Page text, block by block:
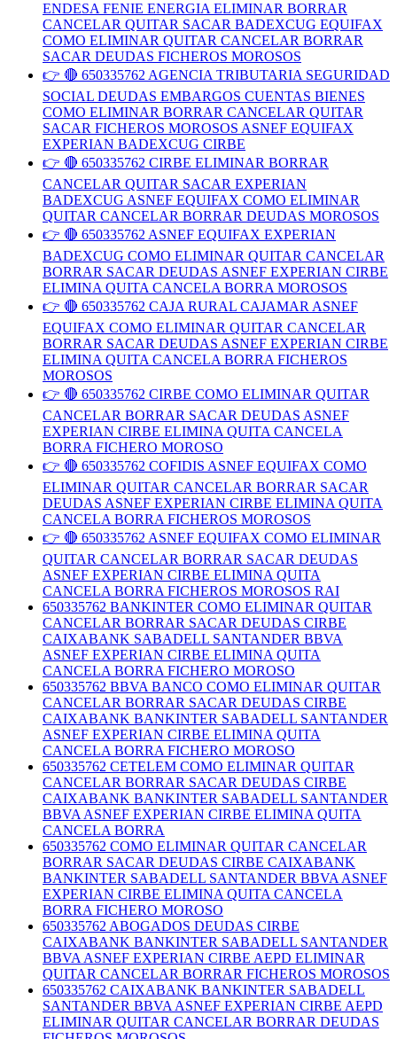
ENDESA FENIE ENERGIA ELIMINAR BORRAR
CANCELAR QUITAR SACAR BADEXCUG EQUIFAX
COMO ELIMINAR QUITAR CANCELAR BORRAR
SACAR DEUDAS FICHEROS MOROSOS
👉 🔴 650335762 AGENCIA TRIBUTARIA SEGURIDAD
SOCIAL DEUDAS EMBARGOS CUENTAS BIENES
COMO ELIMINAR BORRAR CANCELAR QUITAR
SACAR FICHEROS MOROSOS ASNEF EQUIFAX
EXPERIAN BADEXCUG CIRBE
👉 🔴 650335762 CIRBE ELIMINAR BORRAR
CANCELAR QUITAR SACAR EXPERIAN
BADEXCUG ASNEF EQUIFAX COMO ELIMINAR
QUITAR CANCELAR BORRAR DEUDAS MOROSOS
👉 🔴 650335762 ASNEF EQUIFAX EXPERIAN
BADEXCUG COMO ELIMINAR QUITAR CANCELAR
BORRAR SACAR DEUDAS ASNEF EXPERIAN CIRBE
ELIMINA QUITA CANCELA BORRA MOROSOS
👉 🔴 650335762 CAJA RURAL CAJAMAR ASNEF
EQUIFAX COMO ELIMINAR QUITAR CANCELAR
BORRAR SACAR DEUDAS ASNEF EXPERIAN CIRBE
ELIMINA QUITA CANCELA BORRA FICHEROS
MOROSOS
👉 🔴 650335762 CIRBE COMO ELIMINAR QUITAR
CANCELAR BORRAR SACAR DEUDAS ASNEF
EXPERIAN CIRBE ELIMINA QUITA CANCELA
BORRA FICHERO MOROSO
👉 🔴 650335762 COFIDIS ASNEF EQUIFAX COMO
ELIMINAR QUITAR CANCELAR BORRAR SACAR
DEUDAS ASNEF EXPERIAN CIRBE ELIMINA QUITA
CANCELA BORRA FICHEROS MOROSOS
👉 🔴 650335762 ASNEF EQUIFAX COMO ELIMINAR
QUITAR CANCELAR BORRAR SACAR DEUDAS
ASNEF EXPERIAN CIRBE ELIMINA QUITA
CANCELA BORRA FICHEROS MOROSOS RAI
650335762 BANKINTER COMO ELIMINAR QUITAR
CANCELAR BORRAR SACAR DEUDAS CIRBE
CAIXABANK SABADELL SANTANDER BBVA
ASNEF EXPERIAN CIRBE ELIMINA QUITA
CANCELA BORRA FICHERO MOROSO
650335762 BBVA BANCO COMO ELIMINAR QUITAR
CANCELAR BORRAR SACAR DEUDAS CIRBE
CAIXABANK BANKINTER SABADELL SANTANDER
ASNEF EXPERIAN CIRBE ELIMINA QUITA
CANCELA BORRA FICHERO MOROSO
650335762 CETELEM COMO ELIMINAR QUITAR
CANCELAR BORRAR SACAR DEUDAS CIRBE
CAIXABANK BANKINTER SABADELL SANTANDER
BBVA ASNEF EXPERIAN CIRBE ELIMINA QUITA
CANCELA BORRA
650335762 COMO ELIMINAR QUITAR CANCELAR
BORRAR SACAR DEUDAS CIRBE CAIXABANK
BANKINTER SABADELL SANTANDER BBVA ASNEF
EXPERIAN CIRBE ELIMINA QUITA CANCELA
BORRA FICHERO MOROSO
650335762 ABOGADOS DEUDAS CIRBE
CAIXABANK BANKINTER SABADELL SANTANDER
BBVA ASNEF EXPERIAN CIRBE AEPD ELIMINAR
QUITAR CANCELAR BORRAR FICHEROS MOROSOS
650335762 CAIXABANK BANKINTER SABADELL
SANTANDER BBVA ASNEF EXPERIAN CIRBE AEPD
ELIMINAR QUITAR CANCELAR BORRAR DEUDAS